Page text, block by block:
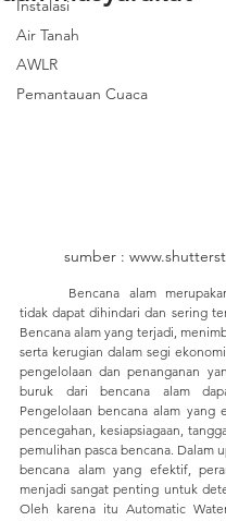
Instalasi
Air Tanah
AWLR
Pemantauan Cuaca
sumber :
tidak dapat dihindari dan sering
Bencana alam yang terjadi,
serta kerugian dalam segi
pengelolaan dan penanganan
buruk dari bencana alam
Pengelolaan bencana alam yang
pencegahan, kesiapsiagaan,
pemulihan pasca bencana. Dalam
bencana alam yang efektif,
menjadi sangat penting untuk
Oleh karena itu Automatic